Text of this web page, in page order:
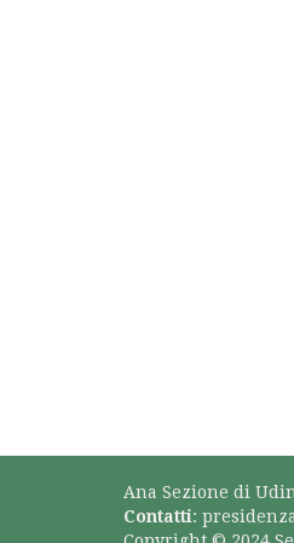
Ana Sezione di
Contatti: